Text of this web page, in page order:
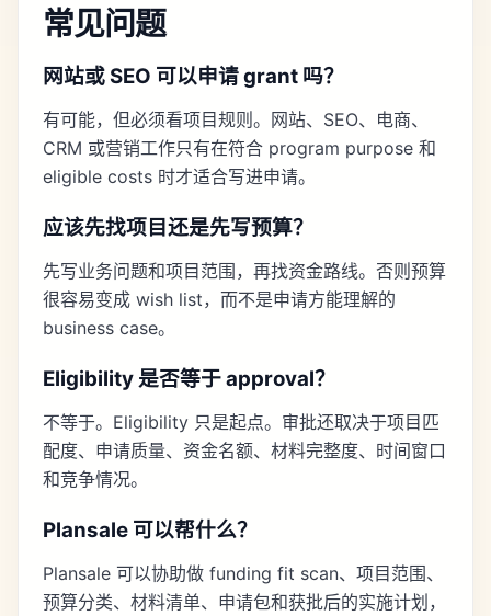
常见问题
网站或 SEO 可以申请 grant 吗？
有可能，但必须看项目规则。网站、SEO、电商、
CRM 或营销工作只有在符合 program purpose 和
eligible costs 时才适合写进申请。
应该先找项目还是先写预算？
先写业务问题和项目范围，再找资金路线。否则预算
很容易变成 wish list，而不是申请方能理解的
business case。
Eligibility 是否等于 approval？
不等于。Eligibility 只是起点。审批还取决于项目匹
配度、申请质量、资金名额、材料完整度、时间窗口
和竞争情况。
Plansale 可以帮什么？
Plansale 可以协助做 funding fit scan、项目范围、
预算分类、材料清单、申请包和获批后的实施计划，